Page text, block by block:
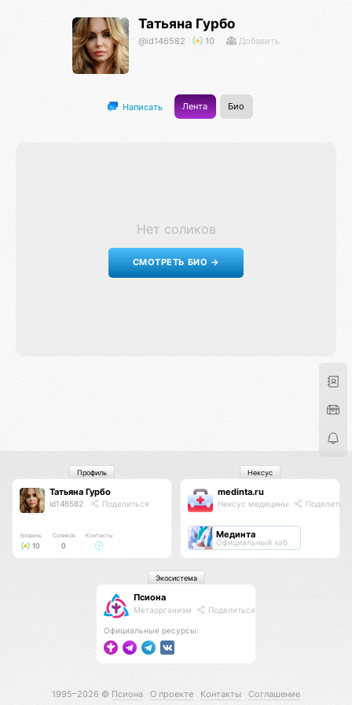
Татьяна Гурбо
@id146582 10 Добавить
Написать Лента Био
Нет соликов
СМОТРЕТЬ БИО →
Татьяна Гурбо
id146582 Поделиться
Уровень
10
Соликов
0
Контакты
Профиль
medinta.ru
Нексус медицины Поделиться
Мединта
Официальный хаб
Нексус
Псиона
Метаорганизм Поделиться
Официальные ресурсы:
Экосистема
1995–2026 © Псиона О проекте Контакты Соглашение